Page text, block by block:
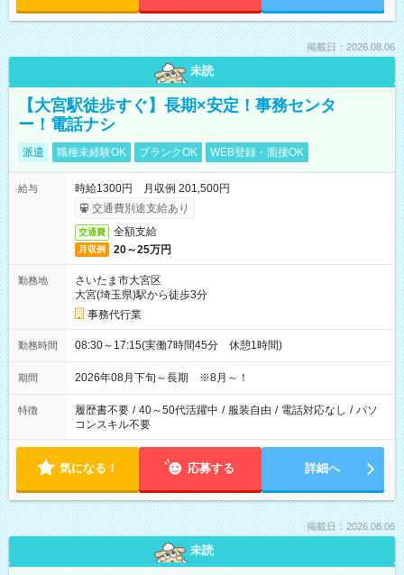
掲載日：2026.08.06
未読
【大宮駅徒歩すぐ】長期×安定！事務センタ
ー！電話ナシ
派遣 職種未経験OK ブランクOK WEB登録・面接OK
給与
時給1300円 月収例 201,500円
交通費別途支給あり
交通費 全額支給
月収例 20～25万円
勤務地
さいたま市大宮区
大宮(埼玉県)駅から徒歩3分
事務代行業
勤務時間 08:30～17:15(実働7時間45分 休憩1時間)
期間 2026年08月下旬～長期 ※8月～！
特徴 履歴書不要 / 40～50代活躍中 / 服装自由 / 電話対応なし / パソ
コンスキル不要
気になる！ 応募する 詳細へ
掲載日：2026.08.06
未読